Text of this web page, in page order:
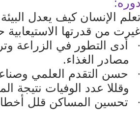
دوره:
تعلم الإنسان كيف يعدل
غيرت من قدرتها
·
أدى التطور في الزراعة
مصادر الغذاء.
·
حسن التقدم العلمي
وقللا عدد الوفيات نتيجة
·
تحسين المساكن قلل